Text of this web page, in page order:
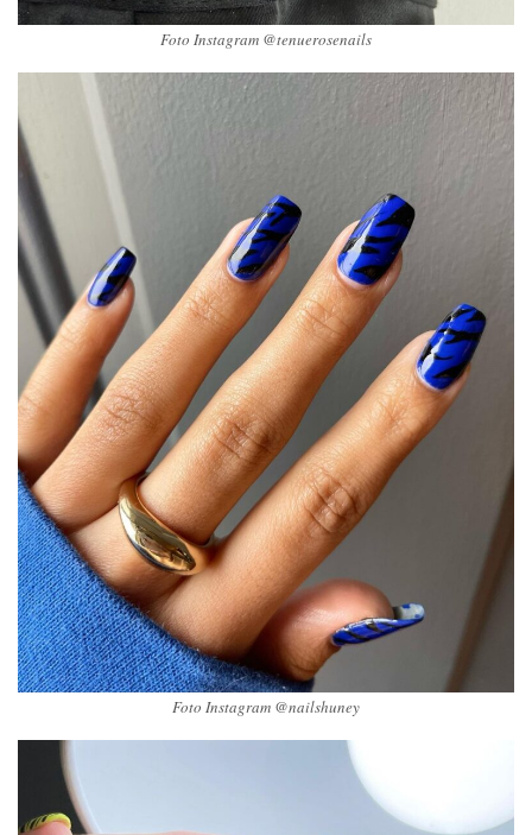
Foto Instagram @tenuerosenails
Foto Instagram @nailshuney